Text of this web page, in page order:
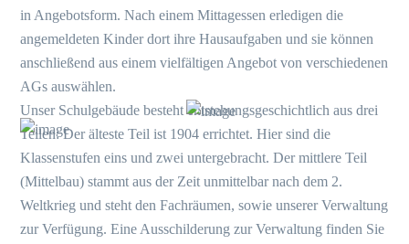
in Angebotsform. Nach einem Mittagessen erledigen die
angemeldeten Kinder dort ihre Hausaufgaben und sie können
anschließend aus einem vielfältigen Angebot von verschiedenen
AGs auswählen.
Unser Schulgebäude besteht entstehungsgeschichtlich aus drei
Teilen: Der älteste Teil ist 1904 errichtet. Hier sind die
Klassenstufen eins und zwei untergebracht. Der mittlere Teil
(Mittelbau) stammt aus der Zeit unmittelbar nach dem 2.
Weltkrieg und steht den Fachräumen, sowie unserer Verwaltung
zur Verfügung. Eine Ausschilderung zur Verwaltung finden Sie